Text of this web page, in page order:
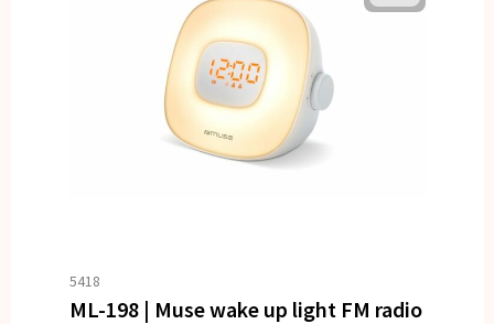
5418
ML-198 | Muse wake up light FM radio